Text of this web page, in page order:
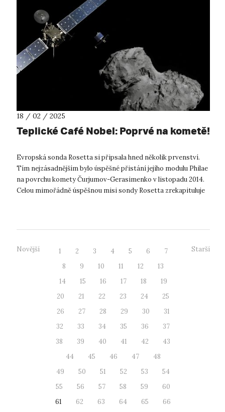
18 / 02 / 2025
Teplické Café Nobel: Poprvé na kometě!
Evropská sonda Rosetta si připsala hned několik prvenství.
Tím nejzásadnějším bylo úspěšné přistání jejího modulu Philae
na povrchu komety Čurjumov-Gerasimenko v listopadu 2014.
Celou mimořádně úspěšnou misi sondy Rosetta zrekapituluje
Novější 1 2 3 4 5 6
7
8
9 10 11 12
13
14
15 16 17 18
19
20
21 22 23 24
25
26
27 28 29 30
31
32
33 34 35 36
37
38
39 40 41 42
43
44
45 46 47
48
49
50 51 52 53
54
55
56 57 58 59
60
61
62 63 64 65
66
Starší